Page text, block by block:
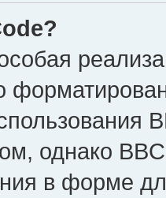
однако
в форме